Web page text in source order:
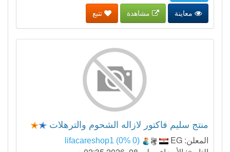
معاينة مشاهدة تتبع
منتج سليم فاكتور لازاله الشحوم والترهلات
المعلن: lifacareshop1 (0% 0)
EG